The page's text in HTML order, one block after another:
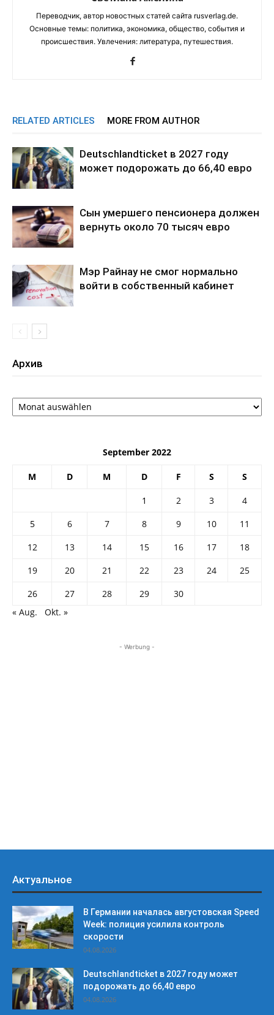
Переводчик, автор новостных статей сайта rusverlag.de.
Основные темы: политика, экономика, общество, события и
происшествия. Увлечения: литература, путешествия.
RELATED ARTICLES MORE FROM AUTHOR
Deutschlandticket в 2027 году
может подорожать до 66,40 евро
Сын умершего пенсионера должен
вернуть около 70 тысяч евро
Мэр Райнау не смог нормально
войти в собственный кабинет
Архив
Архив
September 2022
M D M D F S S
1 2 3
4
5
6 7 8 9 10
11
12
13 14 15 16 17
18
19
20 21 22 23 24
25
26
27 28 29
30
« Aug.
Okt. »
- Werbung -
Актуальное
В Германии началась августовская Speed
Week: полиция усилила контроль
скорости
04.08.2026
Deutschlandticket в 2027 году может
подорожать до 66,40 евро
04.08.2026